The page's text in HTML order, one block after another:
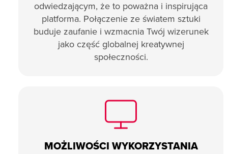
odwiedzającym, że to poważna i inspirująca
platforma. Połączenie ze światem sztuki
buduje zaufanie i wzmacnia Twój wizerunek
jako część globalnej kreatywnej
społeczności.
MOŻLIWOŚCI WYKORZYSTANIA